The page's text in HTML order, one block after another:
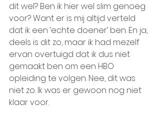
dit wel? Ben ik hier wel slim genoeg
voor? Want er is mij altijd verteld
dat ik een ‘echte doener’ ben. En ja,
deels is dit zo, maar ik had mezelf
ervan overtuigd dat ik dus niet
gemaakt ben om een HBO
opleiding te volgen. Nee, dit was
niet zo. Ik was er gewoon nog niet
klaar voor.